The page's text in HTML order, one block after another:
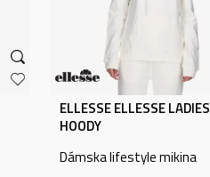
ELLESSE ELLESSE LADIES
HOODY
Dámska lifestyle mikina